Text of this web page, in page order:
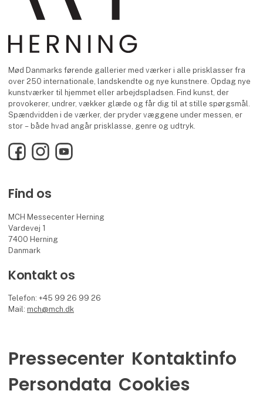
Mød Danmarks førende gallerier med værker i alle prisklasser fra
over 250 internationale, landskendte og nye kunstnere. Opdag nye
kunstværker til hjemmet eller arbejdspladsen. Find kunst, der
provokerer, undrer, vækker glæde og får dig til at stille spørgsmål.
Spændvidden i de værker, der pryder væggene under messen, er
stor – både hvad angår prisklasse, genre og udtryk.
FacebookInstagramYouTube
Find os
MCH Messecenter Herning
Vardevej 1
7400 Herning
Danmark
Kontakt os
Telefon: +45 99 26 99 26
Mail: mch@mch.dk
Pressecenter Kontaktinfo
Persondata Cookies